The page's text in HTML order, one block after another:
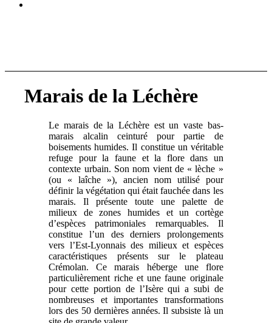
Marais de la Léchère
Le marais de la Léchère est un vaste bas-
marais alcalin ceinturé pour partie de
boisements humides. Il constitue un véritable
refuge pour la faune et la flore dans un
contexte urbain. Son nom vient de « lèche »
(ou « laîche »), ancien nom utilisé pour
définir la végétation qui était fauchée dans les
marais. Il présente toute une palette de
milieux de zones humides et un cortège
d’espèces patrimoniales remarquables. Il
constitue l’un des derniers prolongements
vers l’Est-Lyonnais des milieux et espèces
caractéristiques présents sur le plateau
Crémolan. Ce marais héberge une flore
particulièrement riche et une faune originale
pour cette portion de l’Isère qui a subi de
nombreuses et importantes transformations
lors des 50 dernières années. Il subsiste là un